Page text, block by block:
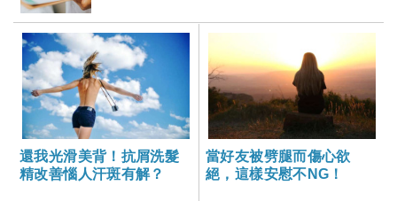
還我光滑美背！抗屑洗髮
精改善惱人汗斑有解？
當好友被劈腿而傷心欲
絕，這樣安慰不NG！